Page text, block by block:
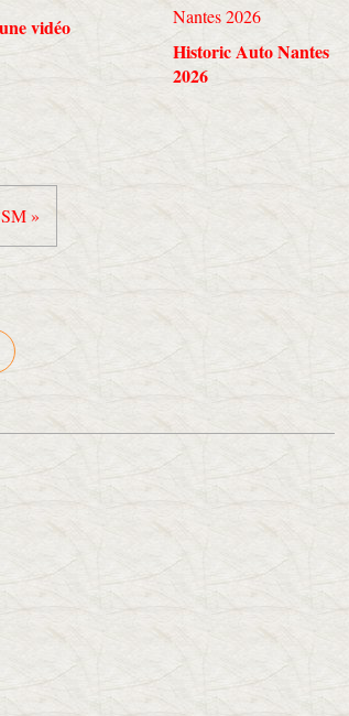
une vidéo
Historic Auto Nantes
2026
»